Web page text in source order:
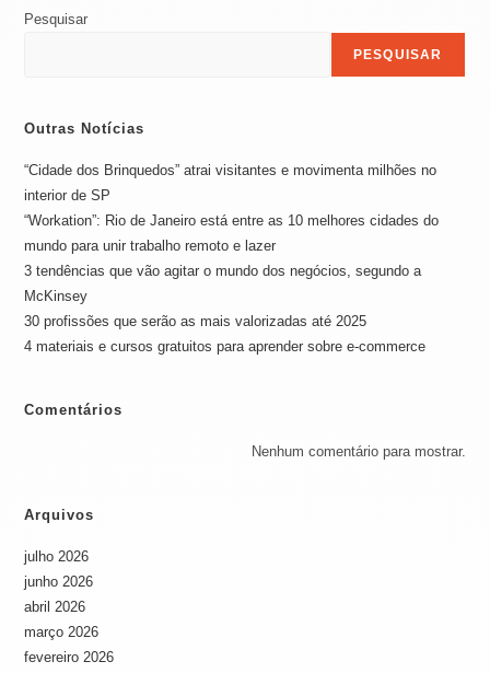
Pesquisar
PESQUISAR
Outras Notícias
“Cidade dos Brinquedos” atrai visitantes e movimenta milhões no
interior de SP
“Workation”: Rio de Janeiro está entre as 10 melhores cidades do
mundo para unir trabalho remoto e lazer
3 tendências que vão agitar o mundo dos negócios, segundo a
McKinsey
30 profissões que serão as mais valorizadas até 2025
4 materiais e cursos gratuitos para aprender sobre e-commerce
Comentários
Nenhum comentário para mostrar.
Arquivos
julho 2026
junho 2026
abril 2026
março 2026
fevereiro 2026